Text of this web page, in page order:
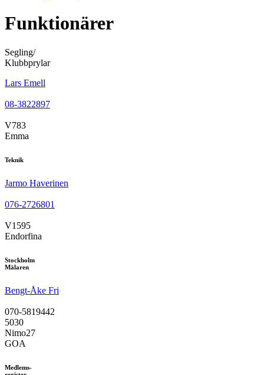
Funktionärer
Segling/
Klubbprylar
Lars Emell
08-3822897
V783
Emma
Teknik
Jarmo Haverinen
076-2726801
V1595
Endorfina
Stockholm
Mälaren
Bengt-Åke Fri
070-5819442
5030
Nimo27
GOA
Medlems-